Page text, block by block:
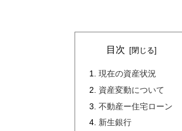
目次
現在の資産状況
資産変動について
不動産ー住宅ローン
新生銀行